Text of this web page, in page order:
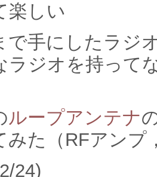
楽しい
で手にしたラジ
ラジオを持って
ループアンテナ
みた（RFアンプ
24)